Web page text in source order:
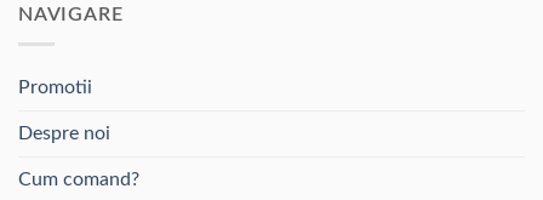
NAVIGARE
Promotii
Despre noi
Cum comand?